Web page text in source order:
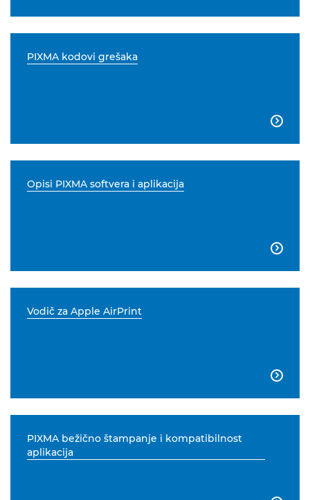
PIXMA kodovi grešaka

Opisi PIXMA softvera i aplikacija

Vodič za Apple AirPrint

PIXMA bežično štampanje i kompatibilnost
aplikacija